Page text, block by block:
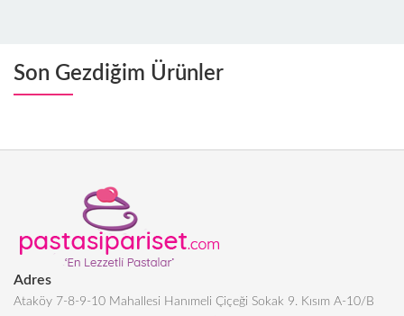
Son Gezdiğim Ürünler
Adres
Ataköy 7-8-9-10 Mahallesi Hanımeli Çiçeği Sokak 9. Kısım A-10/B